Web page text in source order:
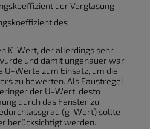
der Verglasung
des
K-Wert, der allerdings sehr
und damit ungenauer war.
U-Werte zum Einsatz, um die
zu bewerten. Als Faustregel
der U-Wert, desto
durch das Fenster zu
(g-Wert) sollte
berücksichtigt werden.